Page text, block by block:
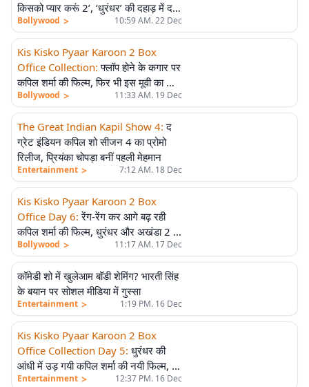
किसको प्यार करूं 2’, ‘धुरंधर’ की दहाड़ में दब
गई फिल्म, जानें टोटल कलेक्शन
Bollywood > 10:59 AM. 22 Dec
Kis Kisko Pyaar Karoon 2 Box
Office Collection: फ्लॉप होने के कगार पर
कपिल शर्मा की फिल्म, फिर भी इस मूवी का तोड़
दिया रिकॉर्ड, जानें टोटल कमाई
Bollywood > 11:33 AM. 19 Dec
The Great Indian Kapil Show 4: द
ग्रेट इंडियन कपिल शो सीजन 4 का प्रोमो
रिलीज, प्रियंका चोपड़ा बनीं पहली मेहमान
Entertainment > 7:12 AM. 18 Dec
Kis Kisko Pyaar Karoon 2 Box
Office Day 6: रेंग-रेंग कर आगे बढ़ रही
कपिल शर्मा की फिल्म, धुरंधर और अखंडा 2 के
बीच 6 दिनों में कमाए सिर्फ इतने करोड़
Bollywood > 11:17 AM. 17 Dec
कॉमेडी शो में खुलेआम बॉडी शेमिंग? भारती सिंह
के बयान पर सोशल मीडिया में गुस्सा
Entertainment > 1:19 PM. 16 Dec
Kis Kisko Pyaar Karoon 2 Box
Office Collection Day 5: धुरंधर की
आंधी में उड़ गयी कपिल शर्मा की नयी फिल्म, 5
दिन में 10 Cr भी नहीं कर पाई क्रॉस
Entertainment > 12:37 PM. 16 Dec